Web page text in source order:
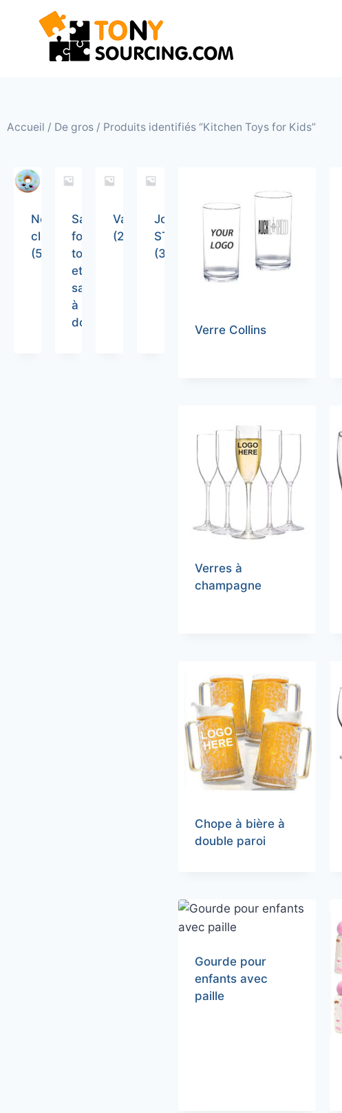
Accueil / De gros / Produits identifiés “Kitchen Toys for Kids”
Non
classé
(5)
Sacs
fourre-
tout
et
sacs
à
dos
Vaisselle
(26)
Jouets
STEM
(36)
Verre Collins
Verres à
champagne
Chope à bière à
double paroi
Gourde pour
enfants avec
paille